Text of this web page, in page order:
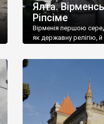
Ялта.
Ріпсіме
Вірменія першою
як державну релігію,